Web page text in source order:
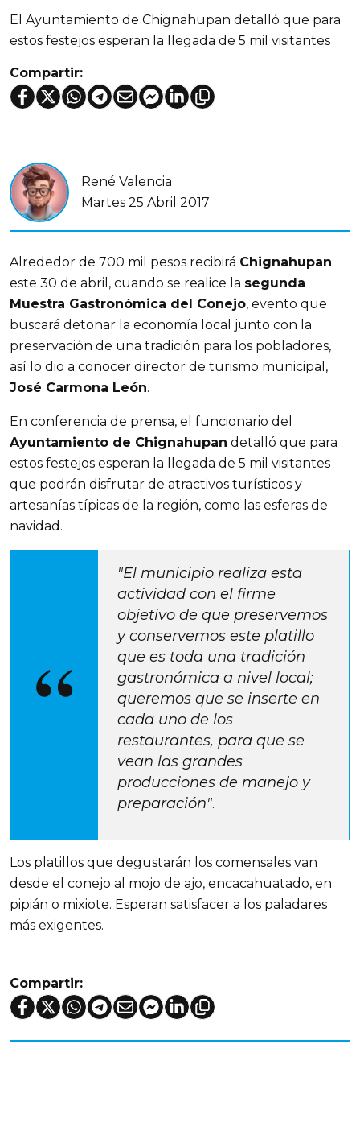
El Ayuntamiento de Chignahupan detalló que para
estos festejos esperan la llegada de 5 mil visitantes
Compartir:
René Valencia
Martes 25 Abril 2017
Alrededor de 700 mil pesos recibirá Chignahupan
este 30 de abril, cuando se realice la segunda
Muestra Gastronómica del Conejo, evento que
buscará detonar la economía local junto con la
preservación de una tradición para los pobladores,
así lo dio a conocer director de turismo municipal,
José Carmona León.
En conferencia de prensa, el funcionario del
Ayuntamiento de Chignahupan detalló que para
estos festejos esperan la llegada de 5 mil visitantes
que podrán disfrutar de atractivos turísticos y
artesanías típicas de la región, como las esferas de
navidad.
"El municipio realiza esta
actividad con el firme
objetivo de que preservemos
y conservemos este platillo
que es toda una tradición
gastronómica a nivel local;
queremos que se inserte en
cada uno de los
restaurantes, para que se
vean las grandes
producciones de manejo y
preparación".
Los platillos que degustarán los comensales van
desde el conejo al mojo de ajo, encacahuatado, en
pipián o mixiote. Esperan satisfacer a los paladares
más exigentes.
Compartir: